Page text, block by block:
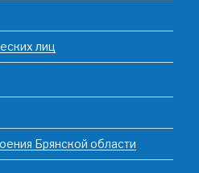
лиц
Брянской области